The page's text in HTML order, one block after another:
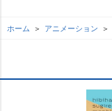
ホーム アニメーション